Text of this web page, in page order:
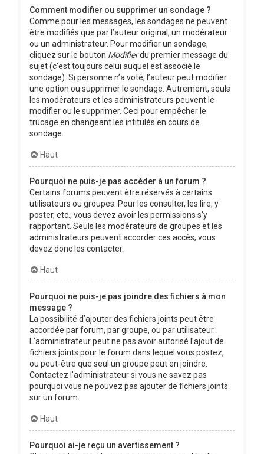
Comment modifier ou supprimer un sondage ?
Comme pour les messages, les sondages ne peuvent
être modifiés que par l’auteur original, un modérateur
ou un administrateur. Pour modifier un sondage,
cliquez sur le bouton Modifierdu premier message du
sujet (c’est toujours celui auquel est associé le
sondage). Si personne n’a voté, l’auteur peut modifier
une option ou supprimer le sondage. Autrement, seuls
les modérateurs et les administrateurs peuvent le
modifier ou le supprimer. Ceci pour empêcher le
trucage en changeant les intitulés en cours de
sondage.
Haut
Pourquoi ne puis-je pas accéder à un forum ?
Certains forums peuvent être réservés à certains
utilisateurs ou groupes. Pour les consulter, les lire, y
poster, etc., vous devez avoir les permissions s’y
rapportant. Seuls les modérateurs de groupes et les
administrateurs peuvent accorder ces accès, vous
devez donc les contacter.
Haut
Pourquoi ne puis-je pas joindre des fichiers à mon
message ?
La possibilité d’ajouter des fichiers joints peut être
accordée par forum, par groupe, ou par utilisateur.
L’administrateur peut ne pas avoir autorisé l’ajout de
fichiers joints pour le forum dans lequel vous postez,
ou peut-être que seul un groupe peut en joindre.
Contactez l’administrateur si vous ne savez pas
pourquoi vous ne pouvez pas ajouter de fichiers joints
sur un forum.
Haut
Pourquoi ai-je reçu un avertissement ?